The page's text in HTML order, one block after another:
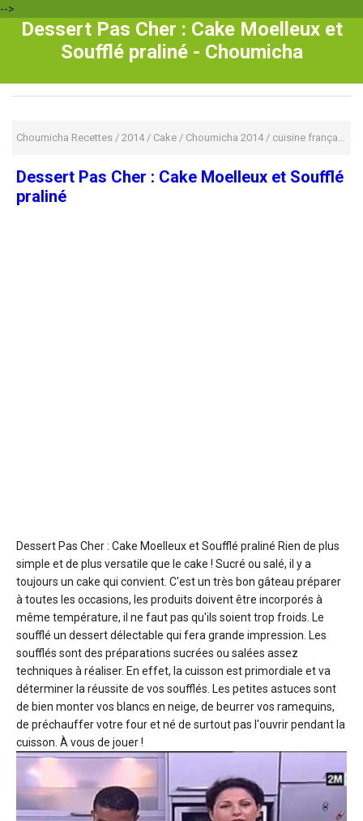
-->
Dessert Pas Cher : Cake Moelleux et
Soufflé praliné - Choumicha
Choumicha Recettes / 2014/ Cake / Choumicha 2014/ cuisine française
Dessert Pas Cher : Cake Moelleux et Soufflé
praliné
Dessert Pas Cher : Cake Moelleux et Soufflé praliné Rien de plus
simple et de plus versatile que le cake ! Sucré ou salé, il y a
toujours un cake qui convient. C'est un très bon gâteau préparer
à toutes les occasions, les produits doivent être incorporés à
même température, il ne faut pas qu'ils soient trop froids. Le
soufflé un dessert délectable qui fera grande impression. Les
soufflés sont des préparations sucrées ou salées assez
techniques à réaliser. En effet, la cuisson est primordiale et va
déterminer la réussite de vos soufflés. Les petites astuces sont
de bien monter vos blancs en neige, de beurrer vos ramequins,
de préchauffer votre four et né de surtout pas l'ouvrir pendant la
cuisson. À vous de jouer !